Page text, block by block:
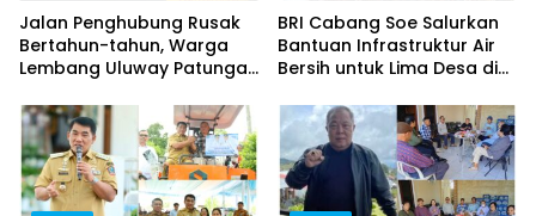
Jalan Penghubung Rusak
Bertahun-tahun, Warga
Lembang Uluway Patungan
Swadaya
BRI Cabang Soe Salurkan
Bantuan Infrastruktur Air
Bersih untuk Lima Desa di